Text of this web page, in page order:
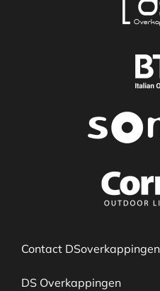
Contact
DS Overkappingen